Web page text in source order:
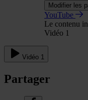
Modifier les
YouTube
Le contenu
Vidéo 1
Vidéo 1
Partager